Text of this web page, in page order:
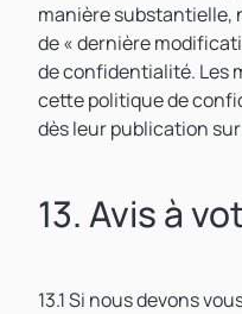
manière substantielle,
de « dernière
de confidentialité. Les
cette politique de
dès leur publication
13. Avis à
13.1 Si nous devons